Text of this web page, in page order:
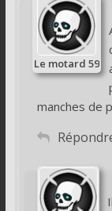
Le motard 59
manches de